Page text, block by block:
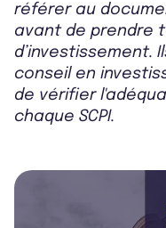
référer au
avant de prendre
d’investissement.
conseil en
de vérifier
chaque SCPI.